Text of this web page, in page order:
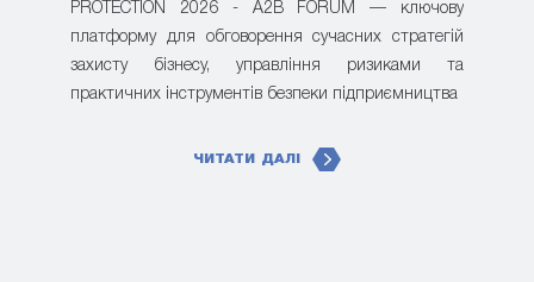
PROTECTION 2026 - A2B FORUM — ключову
платформу для обговорення сучасних стратегій
захисту бізнесу, управління ризиками та
практичних інструментів безпеки підприємництва
ЧИТАТИ ДАЛІ